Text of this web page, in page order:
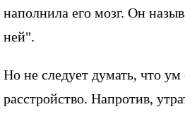
наполнила его мозг. Он
ней".
Но не следует думать, что
расстройство. Напротив,